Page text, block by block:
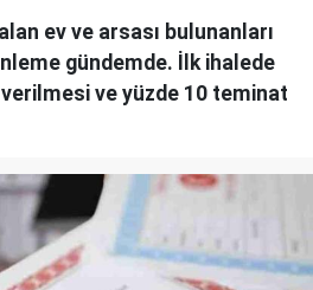
ev ve arsası bulunanları
gündemde. İlk ihalede
ve yüzde 10 teminat